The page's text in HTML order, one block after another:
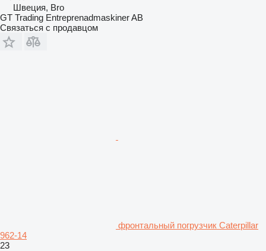
Швеция, Bro
GT Trading Entreprenadmaskiner AB
Связаться с продавцом
фронтальный погрузчик Caterpillar
962-14
23